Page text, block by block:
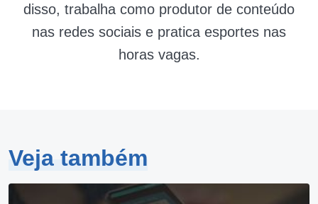
disso, trabalha como produtor de conteúdo
nas redes sociais e pratica esportes nas
horas vagas.
Veja também